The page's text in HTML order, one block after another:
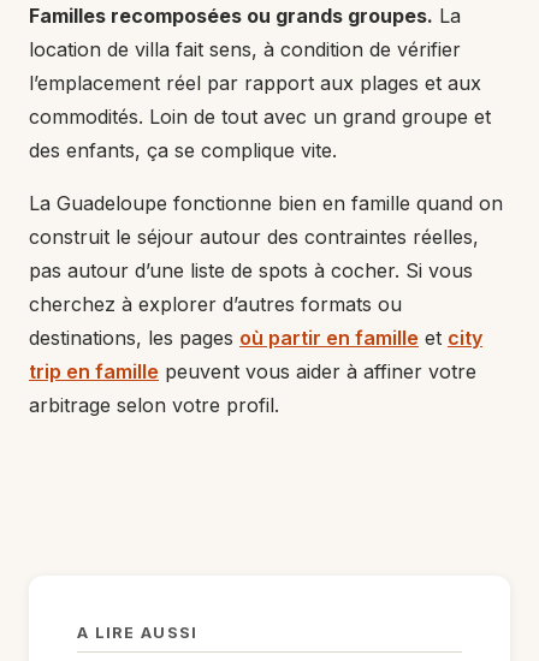
Familles recomposées ou grands groupes. La
location de villa fait sens, à condition de vérifier
l’emplacement réel par rapport aux plages et aux
commodités. Loin de tout avec un grand groupe et
des enfants, ça se complique vite.
La Guadeloupe fonctionne bien en famille quand on
construit le séjour autour des contraintes réelles,
pas autour d’une liste de spots à cocher. Si vous
cherchez à explorer d’autres formats ou
destinations, les pages où partir en famille et city
trip en famille peuvent vous aider à affiner votre
arbitrage selon votre profil.
A LIRE AUSSI